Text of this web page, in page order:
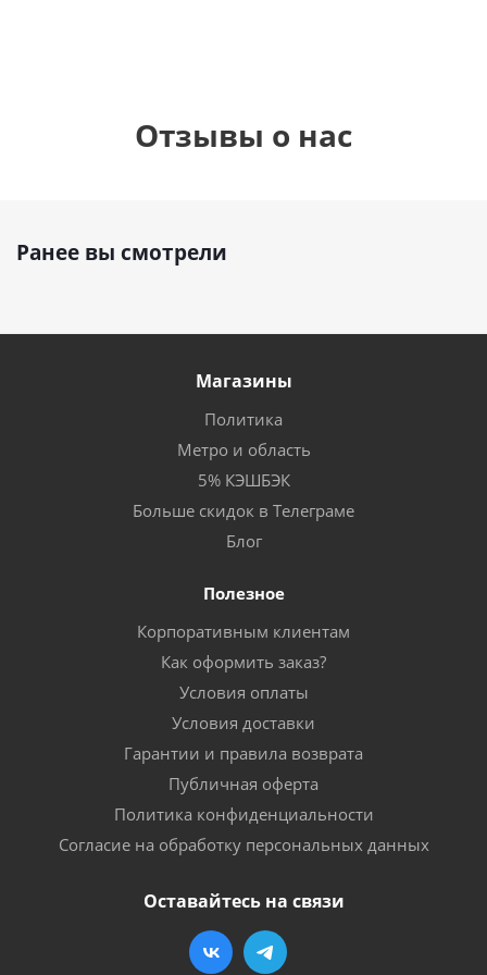
Отзывы о нас
Ранее вы смотрели
Магазины
Политика
Метро и область
5% КЭШБЭК
Больше скидок в Телеграме
Блог
Полезное
Корпоративным клиентам
Как оформить заказ?
Условия оплаты
Условия доставки
Гарантии и правила возврата
Публичная оферта
Политика конфиденциальности
Согласие на обработку персональных данных
Оставайтесь на связи